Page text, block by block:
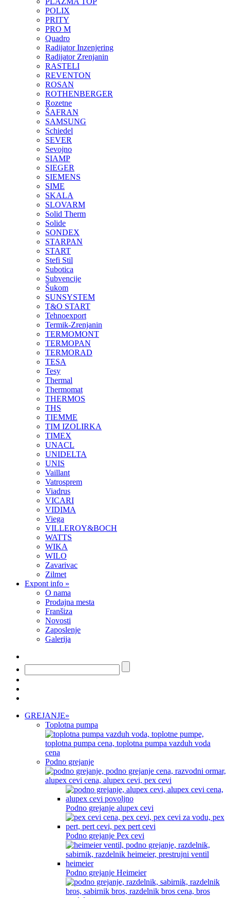
POLIX
PRITY
PRO M
Quadro
Radijator Inzenjering
Radijator Zrenjanin
RASTELI
REVENTON
ROSAN
ROTHENBERGER
Rozetne
ŠAFRAN
SAMSUNG
Schiedel
SEVER
Sevojno
SIAMP
SIEGER
SIEMENS
SIME
SKALA
SLOVARM
Solid Therm
Solide
SONDEX
STARPAN
START
Stefi Stil
Subotica
Subvencije
Šukom
SUNSYSTEM
T&O START
Tehnoexport
Termik-Zrenjanin
TERMOMONT
TERMOPAN
TERMORAD
TESA
Tesy
Thermal
Thermomat
THERMOS
THS
TIEMME
TIM IZOLIRKA
TIMEX
UNACL
UNIDELTA
UNIS
Vaillant
Vatrosprem
Viadrus
VICARI
VIDIMA
Viega
VILLEROY&BOCH
WATTS
WIKA
WILO
Zavarivac
Zilmet
Expont info »
O nama
Prodajna mesta
Franšiza
Novosti
Zaposlenje
Galerija
GREJANJE»
Toplotna pumpa
Podno grejanje
Podno grejanje alupex cevi
Podno grejanje Pex cevi
Podno grejanje Heimeier